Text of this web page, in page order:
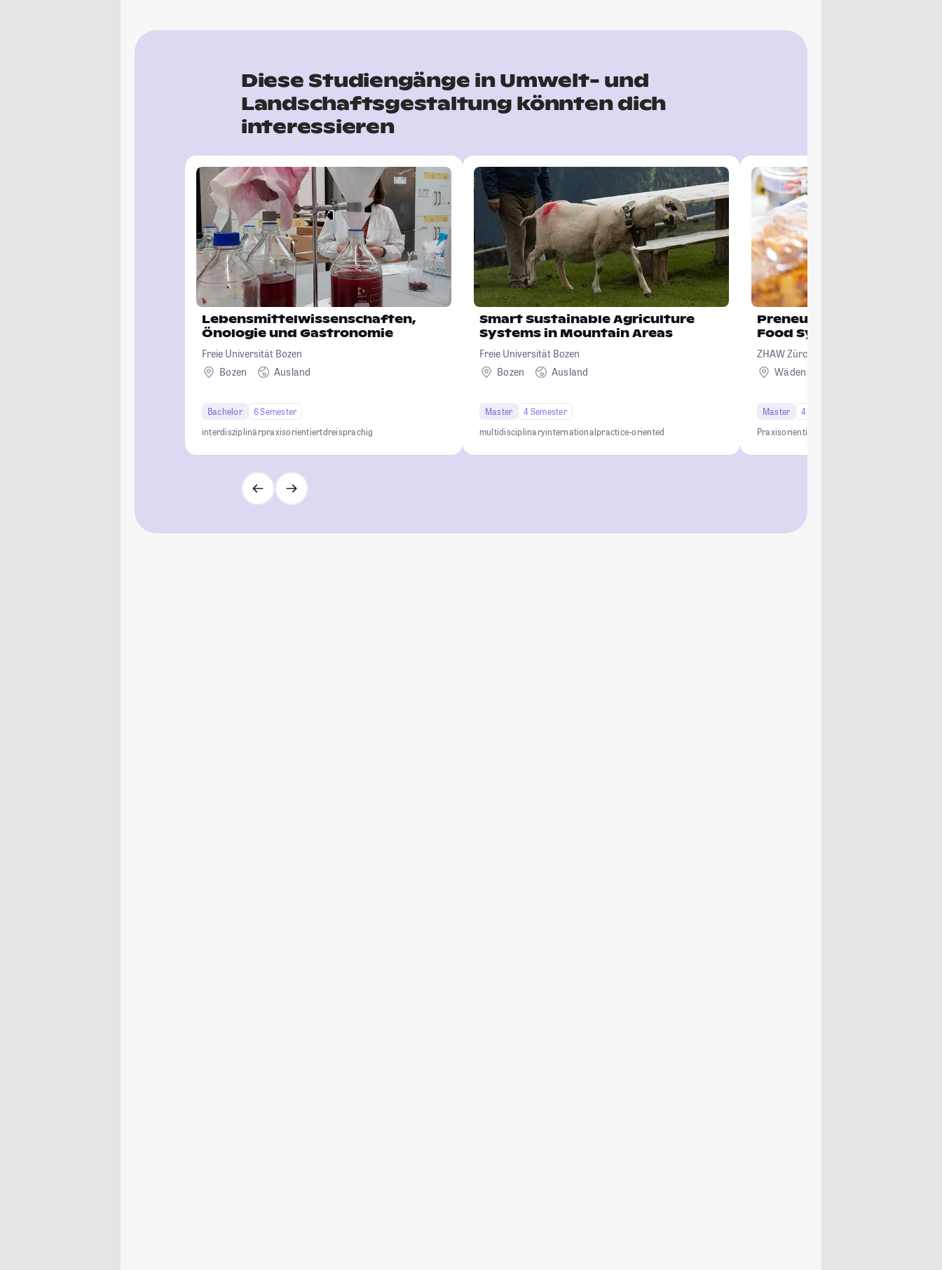
Diese Studiengänge in Umwelt- und
Landschaftsgestaltung könnten dich
interessieren
Lebensmittelwissenschaften,
Önologie und Gastronomie
Freie Universität Bozen
Bozen
Ausland
Bachelor
6 Semester
interdisziplinärpraxisorientiertdreisprachig
Smart Sustainable Agriculture
Systems in Mountain Areas
Freie Universität Bozen
Bozen
Ausland
Master
4 Semester
multidisciplinaryinternationalpractice-oriented
Preneurship for
Food Systems
ZHAW Zürcher Hochschule für
Wissenschaften
Wädenswil + 2
Master
4 Semester
Praxisorientiert